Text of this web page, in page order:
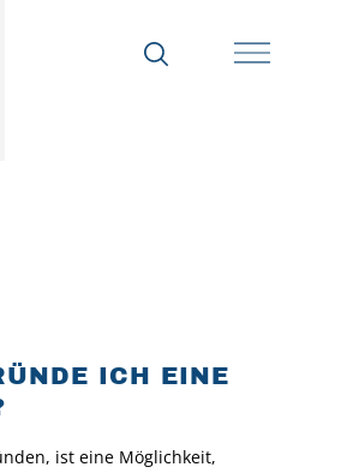
ICH EINE
ist eine Möglichkeit,